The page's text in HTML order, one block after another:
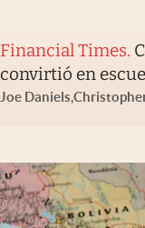
Financial Times.
convirtió en
Joe Daniels,